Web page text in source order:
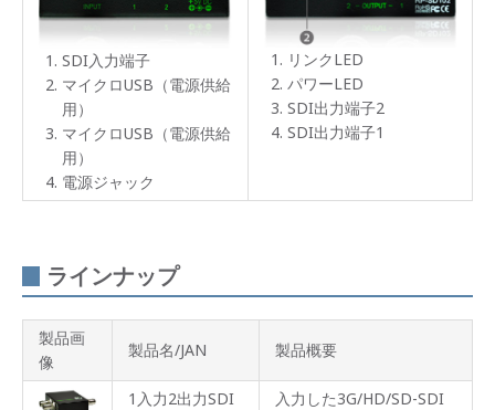
SDI入力端子
マイクロUSB（電源供給
用）
マイクロUSB（電源供給
用）
電源ジャック
リンクLED
パワーLED
SDI出力端子2
SDI出力端子1
ラインナップ
製品画
像
製品名/JAN 製品概要
1入力2出力SDI
入力した3G/HD/SD-SDI
ブー
ク機